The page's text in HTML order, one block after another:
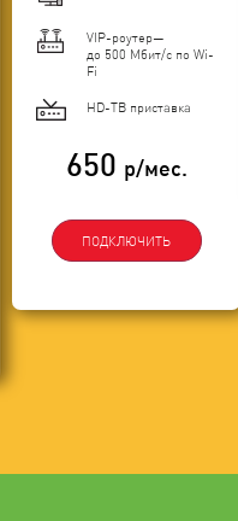
VIP-роутер—
до 500 Мбит/с по Wi-
Fi
HD-ТВ приставка
650 р/мес.
ПОДКЛЮЧИТЬ